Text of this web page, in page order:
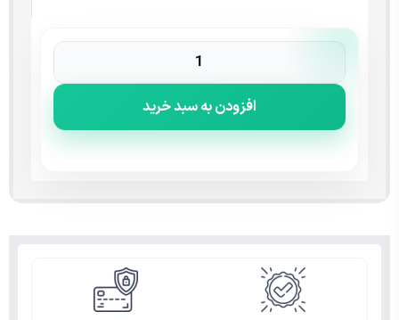
افزودن به سبد خرید